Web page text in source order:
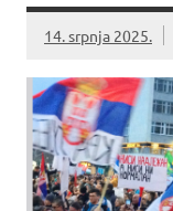
14. srpnja 2025.